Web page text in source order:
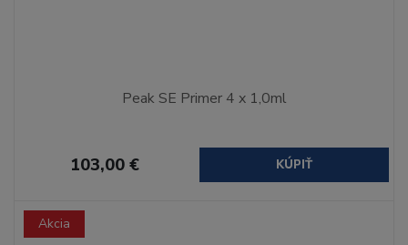
Peak SE Primer 4 x 1,0ml
103,00 € KÚPIŤ
Akcia